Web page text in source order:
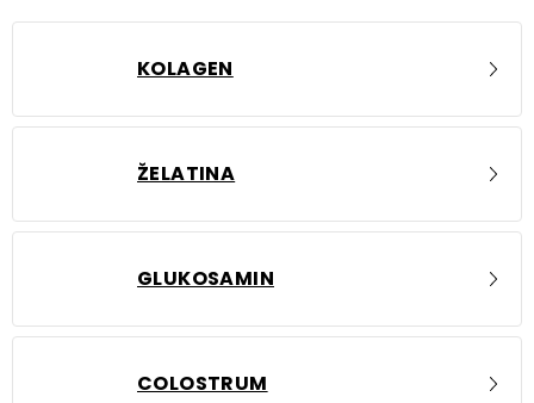
KOLAGEN
ŽELATINA
GLUKOSAMIN
COLOSTRUM